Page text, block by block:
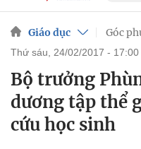
Giáo dục Góc
thứ sáu, 24/02/2017 - 17:00
Bộ trưởng
dương tập thể
cứu học sinh